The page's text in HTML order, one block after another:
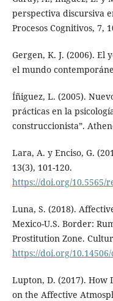
perspectiva discursiva
Procesos Cognitivos, 7,
Gergen, K. J. (2006). El
el mundo
Íñiguez, L. (2005).
prácticas en la
construccionista”.
Lara, A. y Enciso, G.
13(3), 101-120.
https://doi.org/10.5565/
Luna, S. (2018).
Mexico-U.S. Border:
Prostitution Zone.
https://doi.org/10.14506/
Lupton, D. (2017). How
on the Affective